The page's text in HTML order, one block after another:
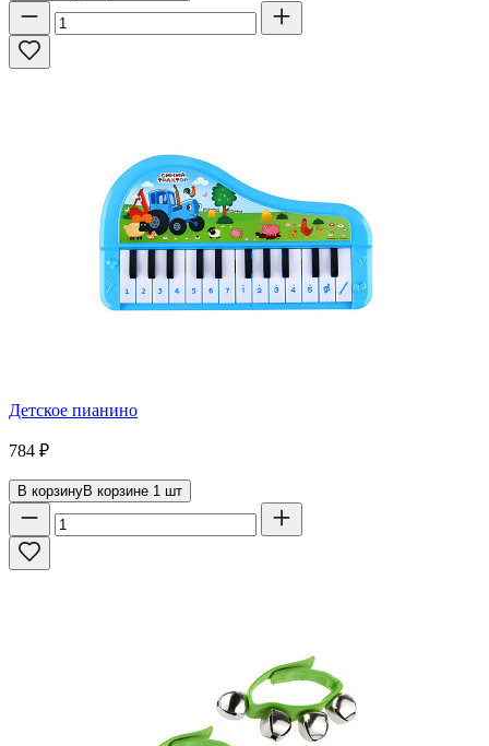
Детское пианино
784 ₽
В корзинуВ корзине 1 шт